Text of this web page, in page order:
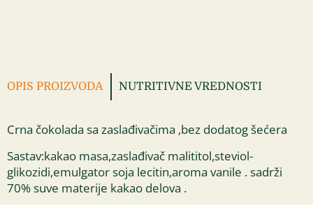
OPIS PROIZVODA NUTRITIVNE VREDNOSTI
Crna čokolada sa zaslađivačima ,bez dodatog šećera
Sastav:kakao masa,zaslađivač malititol,steviol-
glikozidi,emulgator soja lecitin,aroma vanile . sadrži
70% suve materije kakao delova .